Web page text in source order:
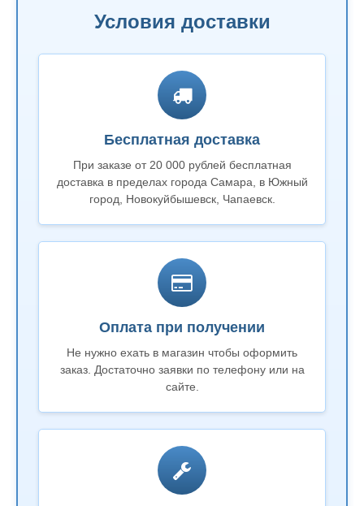
Условия доставки
Бесплатная доставка
При заказе от 20 000 рублей бесплатная
доставка в пределах города Самара, в Южный
город, Новокуйбышевск, Чапаевск.
Оплата при получении
Не нужно ехать в магазин чтобы оформить
заказ. Достаточно заявки по телефону или на
сайте.